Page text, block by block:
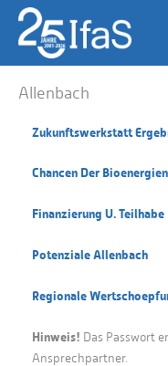
Zum
Inhalt
springen
Allenbach
Zukunftswerkstatt
Chancen Der
Finanzierung U. Teilhabe
Potenziale Allenbach
Regionale
Hinweis! Das Passwort
Ansprechpartner.